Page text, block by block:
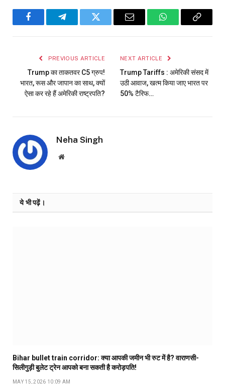
FacebookTelegramTwitter Email WhatsAppCopy
PREVIOUS ARTICLE
Trump का ताकतवर C5 ग्रुप!
भारत, रूस और जापान का साथ, क्यों
ऐसा कर रहे हैं अमेरिकी राष्ट्रपति?
NEXT ARTICLE
Trump Tariffs : अमेरिकी संसद में
उठी आवाज, खत्म किया जाए भारत पर
50% टैरिफ…
Neha Singh
Website
ये भी पढ़ें।
Bihar bullet train corridor: क्या आपकी जमीन भी रुट में है? वाराणसी-
सिलीगुड़ी बुलेट ट्रेन आपको बना सकती है करोड़पति!
MAY 15, 2026 10:09 AM